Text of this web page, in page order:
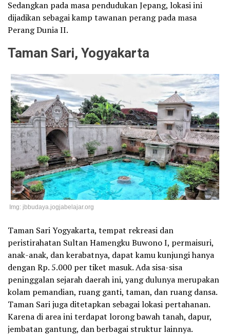
Sedangkan pada masa pendudukan Jepang, lokasi ini
dijadikan sebagai kamp tawanan perang pada masa
Perang Dunia II.
Taman Sari, Yogyakarta
Img: jbbudaya.jogjabelajar.org
Taman Sari Yogyakarta, tempat rekreasi dan
peristirahatan Sultan Hamengku Buwono I, permaisuri,
anak-anak, dan kerabatnya, dapat kamu kunjungi hanya
dengan Rp. 5.000 per tiket masuk. Ada sisa-sisa
peninggalan sejarah daerah ini, yang dulunya merupakan
kolam pemandian, ruang ganti, taman, dan ruang dansa.
Taman Sari juga ditetapkan sebagai lokasi pertahanan.
Karena di area ini terdapat lorong bawah tanah, dapur,
jembatan gantung, dan berbagai struktur lainnya.